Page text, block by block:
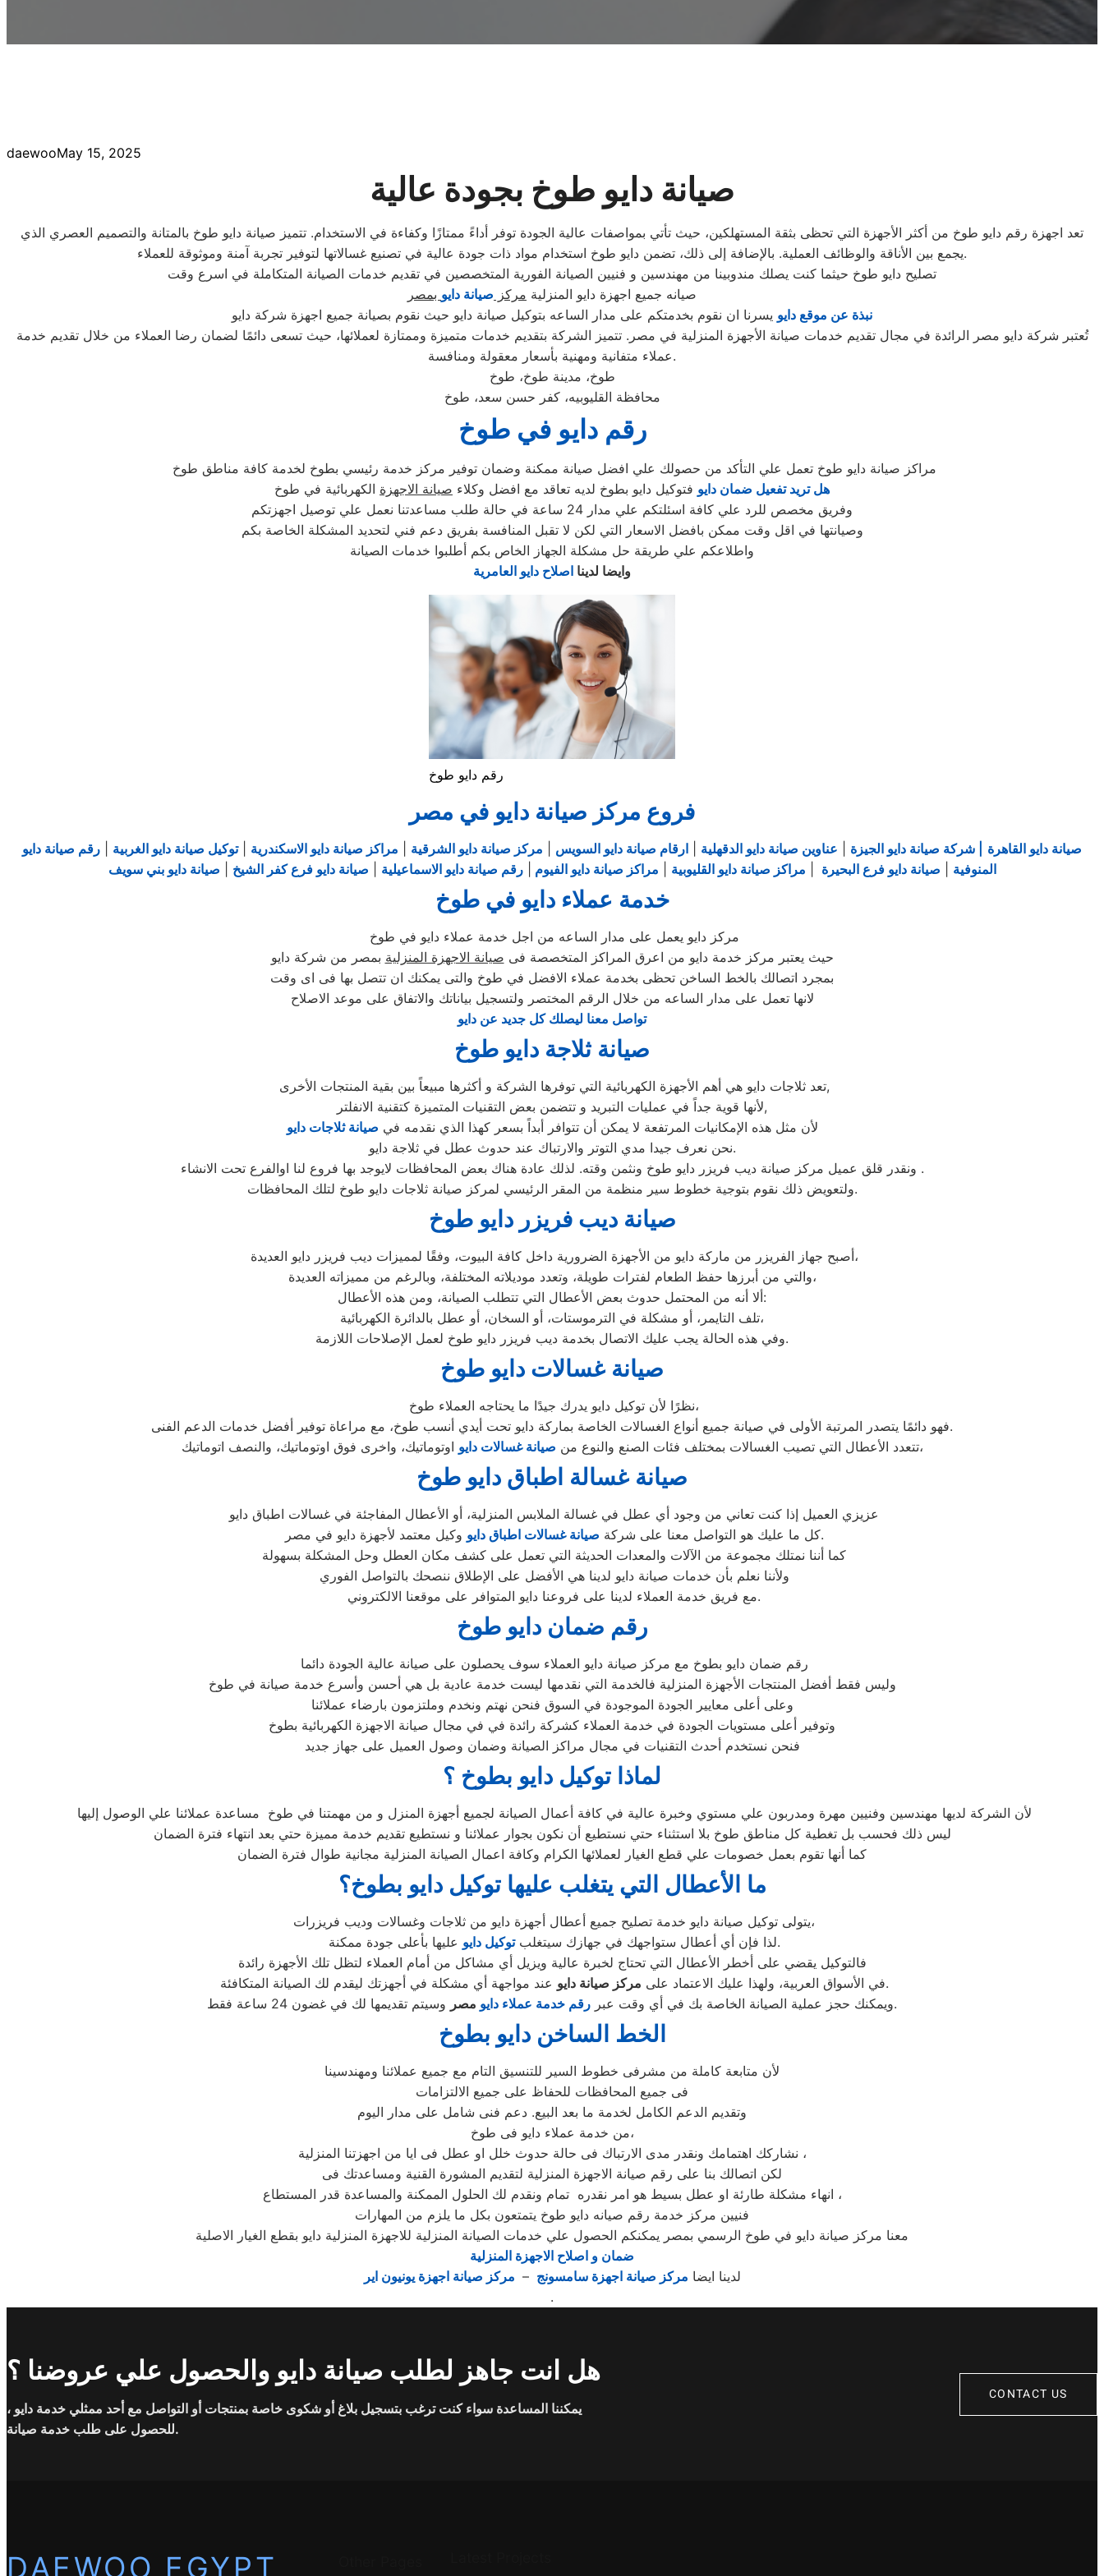
daewooMay 15, 2025
صيانة دايو طوخ بجودة عالية
تعد اجهزة رقم دايو طوخ من أكثر الأجهزة التي تحظى بثقة المستهلكين، حيث تأتي بمواصفات عالية الجودة توفر أداءً ممتازًا وكفاءة في الاستخدام. تتميز صيانة دايو طوخ بالمتانة والتصميم العصري الذي
يجمع بين الأناقة والوظائف العملية. بالإضافة إلى ذلك، تضمن دايو طوخ استخدام مواد ذات جودة عالية في تصنيع غسالاتها لتوفير تجربة آمنة وموثوقة للعملاء.
تصليح دايو طوخ حيثما كنت يصلك مندوبينا من مهندسين و فنيين الصيانة الفورية المتخصصين في تقديم خدمات الصيانة المتكاملة في اسرع وقت
صيانه جميع اجهزة دايو المنزلية مركز صيانة دايو بمصر
نبذة عن موقع دايو يسرنا ان نقوم بخدمتكم على مدار الساعه بتوكيل صيانة دايو حيث نقوم بصيانة جميع اجهزة شركة دايو
تُعتبر شركة دايو مصر الرائدة في مجال تقديم خدمات صيانة الأجهزة المنزلية في مصر. تتميز الشركة بتقديم خدمات متميزة وممتازة لعملائها، حيث تسعى دائمًا لضمان رضا العملاء من خلال تقديم خدمة
عملاء متفانية ومهنية بأسعار معقولة ومنافسة.
طوخ، مدينة طوخ، طوخ
محافظة القليوبيه، كفر حسن سعد، طوخ
رقم دايو في طوخ
مراكز صيانة دايو طوخ تعمل علي التأكد من حصولك علي افضل صيانة ممكنة وضمان توفير مركز خدمة رئيسي بطوخ لخدمة كافة مناطق طوخ
هل تريد تفعيل ضمان دايو فتوكيل دايو بطوخ لديه تعاقد مع افضل وكلاء صيانة الاجهزة الكهربائية في طوخ
وفريق مخصص للرد علي كافة اسئلتكم علي مدار 24 ساعة في حالة طلب مساعدتنا نعمل علي توصيل اجهزتكم
وصيانتها في اقل وقت ممكن بافضل الاسعار التي لكن لا تقبل المنافسة بفريق دعم فني لتحديد المشكلة الخاصة بكم
واطلاعكم علي طريقة حل مشكلة الجهاز الخاص بكم أطلبوا خدمات الصيانة
وايضا لدينا اصلاح دايو العامرية
رقم دايو طوخ
فروع مركز صيانة دايو في مصر
صيانة دايو القاهرة | شركة صيانة دايو الجيزة عناوين صيانة دايو الدقهلية ارقام صيانة دايو السويس مركز صيانة دايو الشرقية مراكز صيانة دايو الاسكندرية |توكيل صيانة دايو الغربية
رقم صيانة دايو
المنوفية
صيانة دايو فرع البحيرة مراكز صيانة دايو القليوبية مراكز صيانة دايو الفيوم |رقم صيانة دايو الاسماعيلية صيانة دايو فرع كفر الشيخ صيانة دايو بني سويف
خدمة عملاء دايو في طوخ
مركز دايو يعمل على مدار الساعه من اجل خدمة عملاء دايو في طوخ
حيث يعتبر مركز خدمة دايو من اعرق المراكز المتخصصة فى صيانة الاجهزة المنزلية بمصر من شركة دايو
بمجرد اتصالك بالخط الساخن تحظى بخدمة عملاء الافضل في طوخ والتى يمكنك ان تتصل بها فى اى وقت
لانها تعمل على مدار الساعه من خلال الرقم المختصر ولتسجيل بياناتك والاتفاق على موعد الاصلاح
تواصل معنا ليصلك كل جديد عن دايو
صيانة ثلاجة دايو طوخ
تعد ثلاجات دايو هي أهم الأجهزة الكهربائية التي توفرها الشركة و أكثرها مبيعاً بين بقية المنتجات الأخرى,
لأنها قوية جداً في عمليات التبريد و تتضمن بعض التقنيات المتميزة كتقنية الانفلتر,
لأن مثل هذه الإمكانيات المرتفعة لا يمكن أن تتوافر أبداً بسعر كهذا الذي نقدمه في صيانة ثلاجات دايو
نحن نعرف جيدا مدي التوتر والارتباك عند حدوث عطل في ثلاجة دايو.
ونقدر قلق عميل مركز صيانة ديب فريزر دايو طوخ ونثمن وقته. لذلك عادة هناك بعض المحافظات لايوجد بها فروع لنا اوالفرع تحت الانشاء .
ولتعويض ذلك نقوم بتوجية خطوط سير منظمة من المقر الرئيسي لمركز صيانة ثلاجات دايو طوخ لتلك المحافظات.
صيانة ديب فريزر دايو طوخ
أصبح جهاز الفريزر من ماركة دايو من الأجهزة الضرورية داخل كافة البيوت، وفقًا لمميزات ديب فريزر دايو العديدة،
والتي من أبرزها حفظ الطعام لفترات طويلة، وتعدد موديلاته المختلفة، وبالرغم من مميزاته العديدة،
ألا أنه من المحتمل حدوث بعض الأعطال التي تتطلب الصيانة، ومن هذه الأعطال:
تلف التايمر، أو مشكلة في الترموستات، أو السخان، أو عطل بالدائرة الكهربائية،
وفي هذه الحالة يجب عليك الاتصال بخدمة ديب فريزر دايو طوخ لعمل الإصلاحات اللازمة.
صيانة غسالات دايو طوخ
نظرًا لأن توكيل دايو يدرك جيدًا ما يحتاجه العملاء طوخ،
فهو دائمًا يتصدر المرتبة الأولى في صيانة جميع أنواع الغسالات الخاصة بماركة دايو تحت أيدي أنسب طوخ، مع مراعاة توفير أفضل خدمات الدعم الفنى.
تتعدد الأعطال التي تصيب الغسالات بمختلف فئات الصنع والنوع من صيانة غسالات دايو اوتوماتيك، واخرى فوق اوتوماتيك، والنصف اتوماتيك،
صيانة غسالة اطباق دايو طوخ
عزيزي العميل إذا كنت تعاني من وجود أي عطل في غسالة الملابس المنزلية، أو الأعطال المفاجئة في غسالات اطباق دايو
كل ما عليك هو التواصل معنا على شركة صيانة غسالات اطباق دايو
وكيل معتمد لأجهزة دايو في مصر.
كما أننا نمتلك مجموعة من الآلات والمعدات الحديثة التي تعمل على كشف مكان العطل وحل المشكلة بسهولة
ولأننا نعلم بأن خدمات صيانة دايو لدينا هي الأفضل على الإطلاق ننصحك بالتواصل الفوري
مع فريق خدمة العملاء لدينا على فروعنا دايو المتوافر على موقعنا الالكتروني.
رقم ضمان دايو طوخ
رقم ضمان دايو بطوخ مع مركز صيانة دايو العملاء سوف يحصلون على صيانة عالية الجودة دائما
وليس فقط أفضل المنتجات الأجهزة المنزلية فالخدمة التي نقدمها ليست خدمة عادية بل هي أحسن وأسرع خدمة صيانة في طوخ
وعلى أعلى معايير الجودة الموجودة في السوق فنحن نهتم ونخدم وملتزمون بارضاء عملائنا
وتوفير أعلى مستويات الجودة في خدمة العملاء كشركة رائدة في في مجال صيانة الاجهزة الكهربائية بطوخ
فنحن نستخدم أحدث التقنيات في مجال مراكز الصيانة وضمان وصول العميل على جهاز جديد
لماذا توكيل دايو بطوخ ؟
لأن الشركة لديها مهندسين وفنيين مهرة ومدربون علي مستوي وخبرة عالية في كافة أعمال الصيانة لجميع أجهزة المنزل و من مهمتنا في طوخ مساعدة عملائنا علي الوصول إليها
ليس ذلك فحسب بل تغطية كل مناطق طوخ بلا استثناء حتي نستطيع أن نكون بجوار عملائنا و نستطيع تقديم خدمة مميزة حتي بعد انتهاء فترة الضمان
كما أنها تقوم بعمل خصومات علي قطع الغيار لعملائها الكرام وكافة اعمال الصيانة المنزلية مجانية طوال فترة الضمان
ما الأعطال التي يتغلب عليها توكيل دايو بطوخ؟
يتولى توكيل صيانة دايو خدمة تصليح جميع أعطال أجهزة دايو من ثلاجات وغسالات وديب فريزرات،
لذا فإن أي أعطال ستواجهك في جهازك سيتغلبتوكيل دايو
عليها بأعلى جودة ممكنة.
فالتوكيل يقضي على أخطر الأعطال التي تحتاج لخبرة عالية ويزيل أي مشاكل من أمام العملاء لتظل تلك الأجهزة رائدة
في الأسواق العربية، ولهذا عليك الاعتماد على مركز صيانة دايو
عند مواجهة أي مشكلة في أجهزتك ليقدم لك الصيانة المتكافئة.
ويمكنك حجز عملية الصيانة الخاصة بك في أي وقت عبر رقم خدمة عملاء دايو مصر وسيتم تقديمها لك في غضون 24 ساعة فقط.
الخط الساخن دايو بطوخ
لأن متابعة كاملة من مشرفى خطوط السير للتنسيق التام مع جميع عملائنا ومهندسينا
فى جميع المحافظات للحفاظ على جميع الالتزامات
وتقديم الدعم الكامل لخدمة ما بعد البيع. دعم فنى شامل على مدار اليوم
من خدمة عملاء دايو فى طوخ،
نشاركك اهتمامك ونقدر مدى الارتباك فى حالة حدوث خلل او عطل فى ايا من اجهزتنا المنزلية ،
لكن اتصالك بنا على رقم صيانة الاجهزة المنزلية لتقديم المشورة القنية ومساعدتك فى
انهاء مشكلة طارئة او عطل بسيط هو امر نقدره تمام ونقدم لك الحلول الممكنة والمساعدة قدر المستطاع ،
فنيين مركز خدمة رقم صيانه دايو طوخ يتمتعون بكل ما يلزم من المهارات
معنا مركز صيانة دايو في طوخ الرسمي بمصر يمكنكم الحصول علي خدمات الصيانة المنزلية للاجهزة المنزلية دايو بقطع الغيار الاصلية
ضمان و اصلاح الاجهزة المنزلية
لدينا ايضا مركز صيانة اجهزة سامسونج – مركز صيانة اجهزة يونيون اير
.
هل انت جاهز لطلب صيانة دايو والحصول علي عروضنا ؟
يمكننا المساعدة سواء كنت ترغب بتسجيل بلاغ أو شكوى خاصة بمنتجات أو التواصل مع أحد ممثلي خدمة دايو ،
للحصول على طلب خدمة صيانة.
CONTACT US
DAEWOO EGYPT